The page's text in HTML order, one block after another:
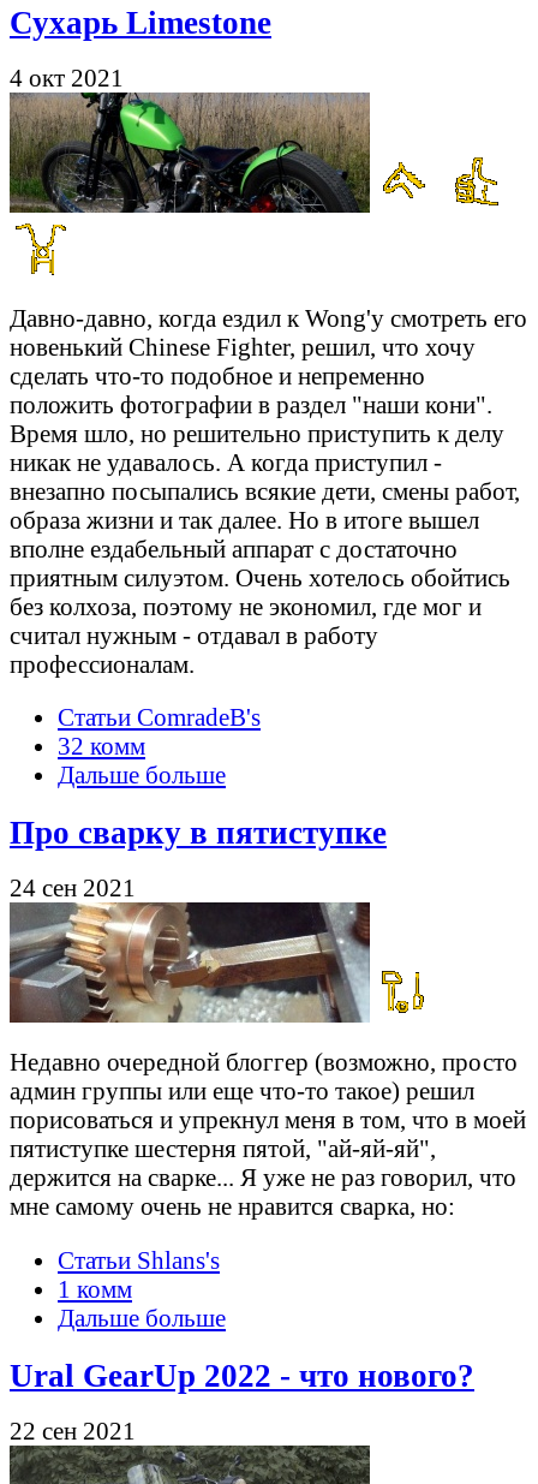
Сухарь Limestone
4 окт 2021
Давно-давно, когда ездил к Wong'у смотреть его
новенький Chinese Fighter, решил, что хочу
сделать что-то подобное и непременно
положить фотографии в раздел "наши кони".
Время шло, но решительно приступить к делу
никак не удавалось. А когда приступил -
внезапно посыпались всякие дети, смены работ,
образа жизни и так далее. Но в итоге вышел
вполне ездабельный аппарат с достаточно
приятным силуэтом. Очень хотелось обойтись
без колхоза, поэтому не экономил, где мог и
считал нужным - отдавал в работу
профессионалам.
Статьи ComradeB's
32 комм
Дальше больше
Про сварку в пятиступке
24 сен 2021
Недавно очередной блоггер (возможно, просто
админ группы или еще что-то такое) решил
порисоваться и упрекнул меня в том, что в моей
пятиступке шестерня пятой, "ай-яй-яй",
держится на сварке... Я уже не раз говорил, что
мне самому очень не нравится сварка, но:
Статьи Shlans's
1 комм
Дальше больше
Ural GearUp 2022 - что нового?
22 сен 2021